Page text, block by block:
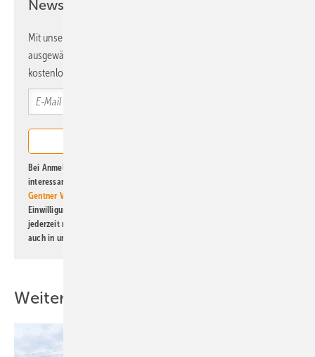
Newsletter!
Mit unserem Newsletter erhalten Sie regelmäßig von uns
ausgewählte Informationen und Neuigkeiten, gebündelt und
kostenlos direkt ins Postfach.
Bei Anmeldung zu diesem Newsletter bin ich damit einverstanden, über
interessante Verlags- und Online-Angebote
Gentner Verlag GmbH & Co. KG
Einwilligung kann ich jederzeit widerrufen und eine Abmeldung ist
jederzeit möglich. Informationen zum Umgang mit Daten finden Sie
auch in unserer
Weitere Inhalte